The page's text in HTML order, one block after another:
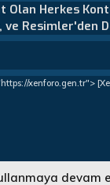
Olan Herkes
ve Resimler'den
xenforo.gen.tr">
devam